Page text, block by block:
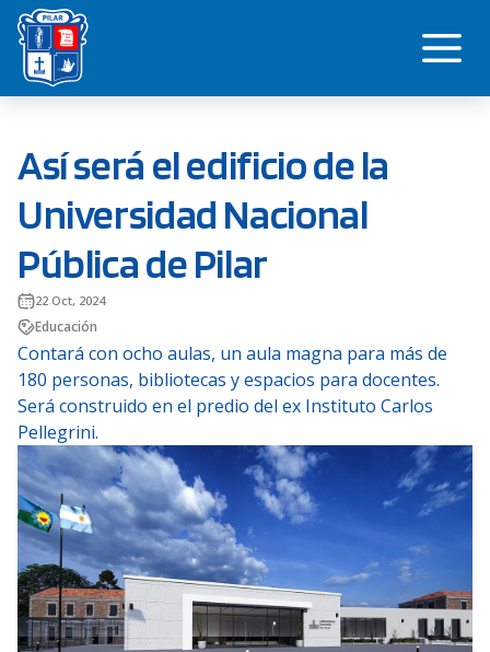
Saltar
contenido
Así será el edificio de la
Universidad Nacional
Pública de Pilar
22 Oct, 2024
Educación
Contará con ocho aulas, un aula magna para más de
180 personas, bibliotecas y espacios para docentes.
Será construido en el predio del ex Instituto Carlos
Pellegrini.